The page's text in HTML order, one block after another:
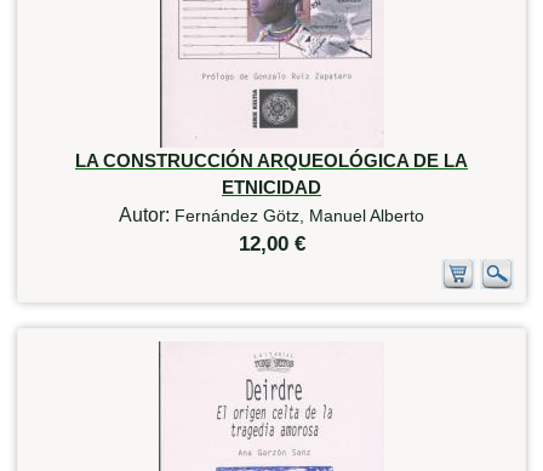
LA CONSTRUCCIÓN ARQUEOLÓGICA DE LA
ETNICIDAD
Autor: Fernández Götz, Manuel Alberto
12,00 €